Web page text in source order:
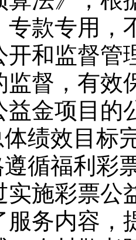
专款专用，
开和监督管
监督，有效
益金项目的
体绩效目标
循福利彩
实施彩票公
服务内容，